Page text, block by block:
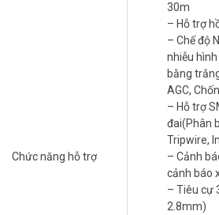
– Cảnh báo chủ động với loa và đèn cảnh
– Tiêu cự 3.6mm (Có thể lựa chọn
– Hỗ trợ 1/1 Alarm in/out, 1/1 audio in/
– Hỗ trợ khe cắm thẻ nhớ lên đến 256GB
– Điện áp DC12V hoặc POE (802.3af)
– Nhiệt độ hoạt động : -40ºC ~ + 60ºC
– Chất liệu nhựa + kim loại.
Chức năng hỗ trợ
30m
– Hỗ trợ
– Chế độ
nhiễu
bằng
AGC,
– Hỗ trợ
đai(Phân
Tripwire,
– Cảnh
cảnh báo
– Tiêu cự
2.8mm)